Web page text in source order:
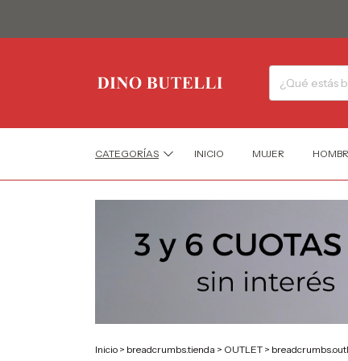
CATEGORÍAS INICIO MUJER
Inicio > breadcrumbs.tienda > OUTLET >